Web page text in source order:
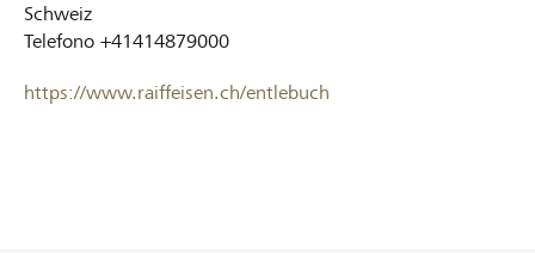
Schweiz
Telefono +41414879000
https://www.raiffeisen.ch/entlebuch